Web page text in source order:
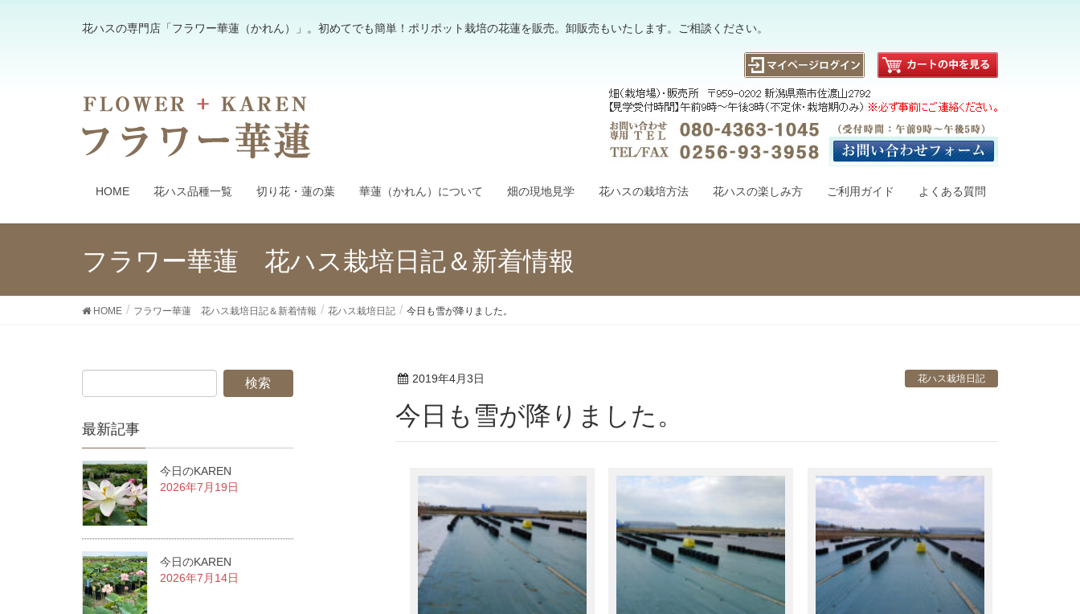
花ハスの専門店「フラワー華蓮（かれん）」。初めてでも簡単！ポリポット栽培の花蓮を販売。卸販売もいたします。ご相談ください。
HOME 花ハス品種一覧 切り花・蓮の葉 華蓮（かれん）について 畑の現地見学 花ハスの栽培方法 花ハスの楽しみ方 ご利用ガイド よくある質問
フラワー華蓮 花ハス栽培日記＆新着情報
HOME フラワー華蓮 花ハス栽培日記＆新着情報 花ハス栽培日記 今日も雪が降りました。
2019年4月3日 花ハス栽培日記
今日も雪が降りました。
最新記事
今日のKAREN
2026年7月19日
今日のKAREN
2026年7月14日